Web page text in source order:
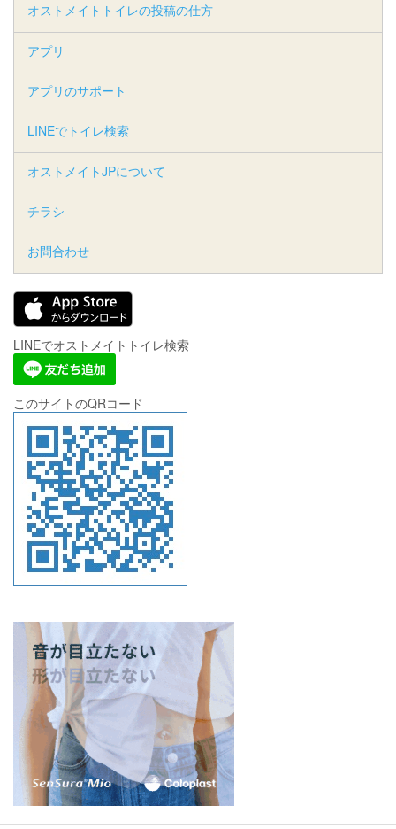
オストメイトトイレの投稿の仕方
アプリ
アプリのサポート
LINEでトイレ検索
オストメイトJPについて
チラシ
お問合わせ
LINEでオストメイトトイレ検索
このサイトのQRコード